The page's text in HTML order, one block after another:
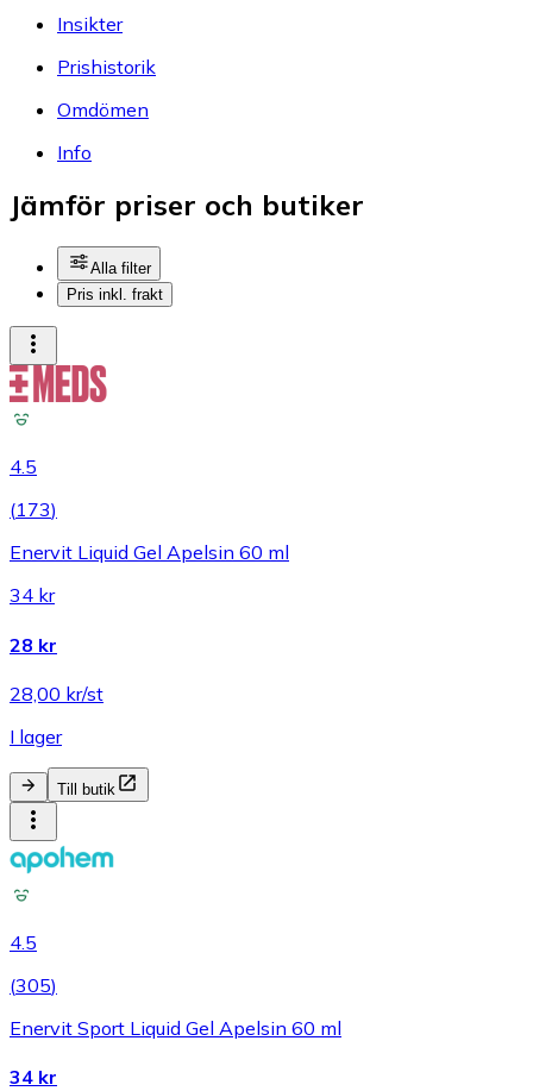
Insikter
Prishistorik
Omdömen
Info
Jämför priser och butiker
Alla filter
Pris inkl. frakt
4.5
(173)
Enervit Liquid Gel Apelsin 60 ml
34 kr
28 kr
28,00 kr/st
I lager
Till butik
4.5
(305)
Enervit Sport Liquid Gel Apelsin 60 ml
34 kr